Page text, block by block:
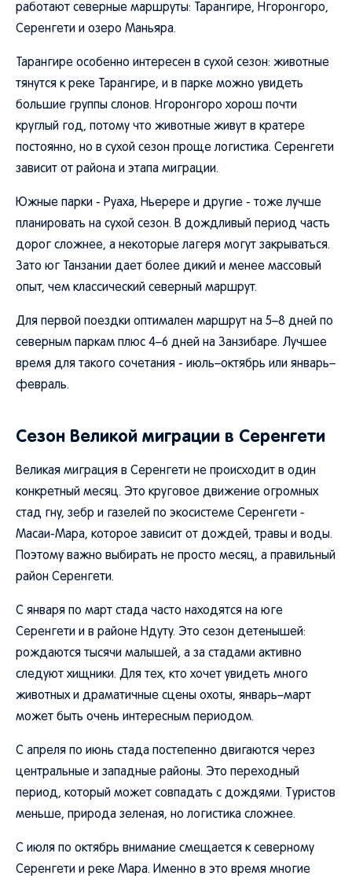
работают северные маршруты: Тарангире, Нгоронгоро,
Серенгети и озеро Маньяра.
Тарангире особенно интересен в сухой сезон: животные
тянутся к реке Тарангире, и в парке можно увидеть
большие группы слонов. Нгоронгоро хорош почти
круглый год, потому что животные живут в кратере
постоянно, но в сухой сезон проще логистика. Серенгети
зависит от района и этапа миграции.
Южные парки - Руаха, Ньерере и другие - тоже лучше
планировать на сухой сезон. В дождливый период часть
дорог сложнее, а некоторые лагеря могут закрываться.
Зато юг Танзании дает более дикий и менее массовый
опыт, чем классический северный маршрут.
Для первой поездки оптимален маршрут на 5–8 дней по
северным паркам плюс 4–6 дней на Занзибаре. Лучшее
время для такого сочетания - июль–октябрь или январь–
февраль.
Сезон Великой миграции в Серенгети
Великая миграция в Серенгети не происходит в один
конкретный месяц. Это круговое движение огромных
стад гну, зебр и газелей по экосистеме Серенгети -
Масаи-Мара, которое зависит от дождей, травы и воды.
Поэтому важно выбирать не просто месяц, а правильный
район Серенгети.
С января по март стада часто находятся на юге
Серенгети и в районе Ндуту. Это сезон детенышей:
рождаются тысячи малышей, а за стадами активно
следуют хищники. Для тех, кто хочет увидеть много
животных и драматичные сцены охоты, январь–март
может быть очень интересным периодом.
С апреля по июнь стада постепенно двигаются через
центральные и западные районы. Это переходный
период, который может совпадать с дождями. Туристов
меньше, природа зеленая, но логистика сложнее.
С июля по октябрь внимание смещается к северному
Серенгети и реке Мара. Именно в это время многие